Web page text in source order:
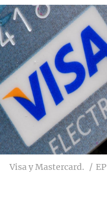
Visa y Mastercard. EP